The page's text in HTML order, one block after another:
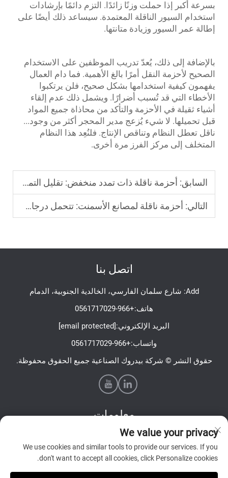
بسرعة أكبر إذا حملت وزنًا زائدًا. التزم دائمًا بإرشادات
استخدام السيور الناقلة المعتمدة. سيساعد ذلك أيضًا على
إطالة عمر السيور وزيادة متانتها.
بالإضافة إلى ذلك، يُعدّ تدريب الموظفين على الاستخدام
الصحيح لأحزمة النقل أمرًا بالغ الأهمية. فما دام العمال
يفهمون كيفية استخدامها بشكل صحيح، فلن يرتكبوا
الأخطاء التي قد تُسبب أضرارًا. ويشمل ذلك عدم إلقاء
أشياء ثقيلة في الأحزمة والتأكد من محاذاة جميع المواد
قبل تحميلها. لا شيء يُزعج مدير المحجر أكثر من وجود...
ناقل تعطل النظام وتناقص الإنتاج. فلنُعِد هذا النظام
المتخلف إلى مركز الفرز مرة أخرى.
السابق: أحزمة ناقلة ذات تمدد منخفض: تقليل التمدد لوضع المواد بدقة
التالي: أحزمة ناقلة لمصانع الأسمنت: تتحمل درجات الحرارة العالية والمواد المسببة للتآكل
اتصل بنا
Add: شارع سلمان الفارسي، الخالدية الجنوبية، الدمام
هاتف:+966-0561717029
البريد الإلكتروني:[email protected]
واتساب:+966-0561717029
حقوق النشر © شركة بيدروك الصناعية جميع الحقوق محفوظة.
معلومات
اشترك لتلقي نشرتنا الإخبارية الأسبوعية
We value your privacy
We use cookies and similar tools to provide our services. If you
don't want to accept all cookies, click Personalize cookies.